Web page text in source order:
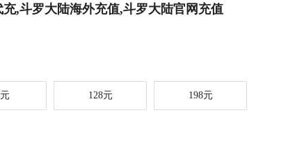
,斗罗大陆海外充值,斗罗大陆官网充值
128元 198元